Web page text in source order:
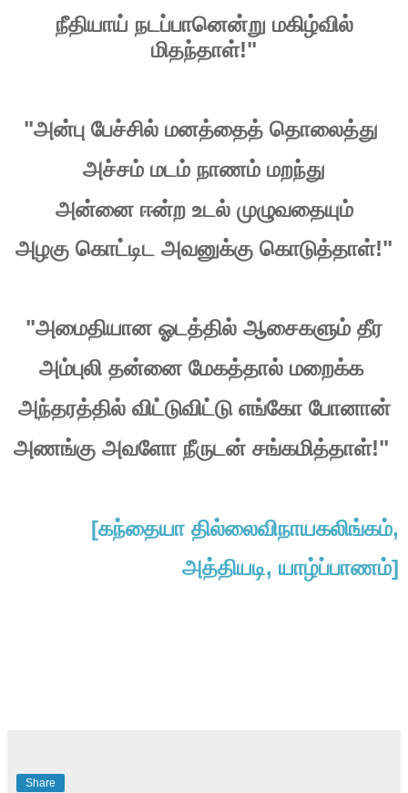
நீதியாய் நடப்பானென்று மகிழ்வில்
மிதந்தாள்!"
"அன்பு பேச்சில் மனத்தைத் தொலைத்து
அச்சம் மடம் நாணம் மறந்து
அன்னை ஈன்ற உடல் முழுவதையும்
அழகு கொட்டிட அவனுக்கு கொடுத்தாள்!"
"அமைதியான ஓடத்தில் ஆசைகளும் தீர
அம்புலி தன்னை மேகத்தால் மறைக்க
அந்தரத்தில் விட்டுவிட்டு எங்கோ போனான்
அணங்கு அவளோ நீருடன் சங்கமித்தாள்!"
[கந்தையா தில்லைவிநாயகலிங்கம்,
அத்தியடி, யாழ்ப்பாணம்]
Share